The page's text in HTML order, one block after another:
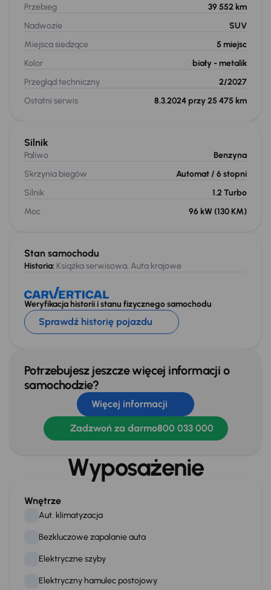
Przebieg
39 552 km
Nadwozie
SUV
Miejsca siedzące
5 miejsc
Kolor
biały - metalik
Przegląd techniczny
2/2027
Ostatni serwis
8.3.2024 przy 25 475 km
Stan samochodu
Historia: Książka serwisowa, Auta krajowe
Weryfikacja historii i stanu fizycznego samochodu
Sprawdź historię pojazdu
Silnik
Paliwo
Benzyna
Skrzynia biegów
Automat / 6 stopni
Silnik
1.2 Turbo
Moc
96 kW (130 KM)
Potrzebujesz jeszcze więcej informacji o
samochodzie?
Więcej informacji
Zadzwoń za darmo800 033 000
Wyposażenie
Wnętrze
Aut. klimatyzacja
Bezkluczowe zapalanie auta
Elektryczne szyby
Elektryczny hamulec postojowy